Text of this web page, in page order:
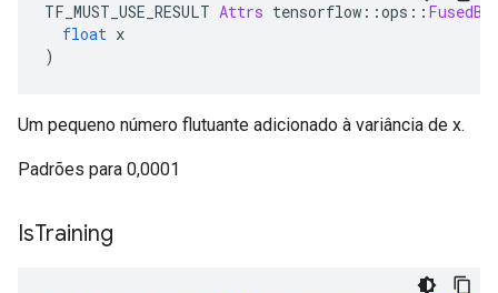
TF_MUST_USE_RESULT Attrs tensorflow ::ops ::
float x
)
Um pequeno número flutuante adicionado à variância de x.
Padrões para 0,0001
IsTraining